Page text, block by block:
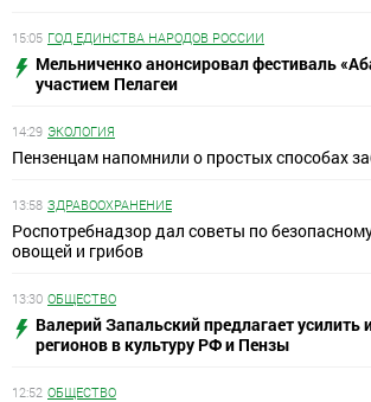
15:05 ГОД ЕДИНСТВА НАРОДОВ РОССИИ
Мельниченко анонсировал фестиваль
участием Пелагеи
14:29 ЭКОЛОГИЯ
Пензенцам напомнили о простых способах
13:58 ЗДРАВООХРАНЕНИЕ
Роспотребнадзор дал советы по
овощей и грибов
13:30 ОБЩЕСТВО
Валерий Запальский предлагает
регионов в культуру РФ и Пензы
12:52 ОБЩЕСТВО